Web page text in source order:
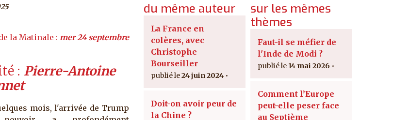
mer 24 septembre
Pierre-Antoine
mois, l'arrivée de Trump
du même auteur
La France en
colères, avec
Christophe
Bourseiller
24 juin 2024
Doit-on avoir peur de
la Chine ?
sur les mêmes
thèmes
Faut-il se méfier de
l'Inde de Modi ?
14 mai 2026
Comment l’Europe
peut-elle peser face
au Septième